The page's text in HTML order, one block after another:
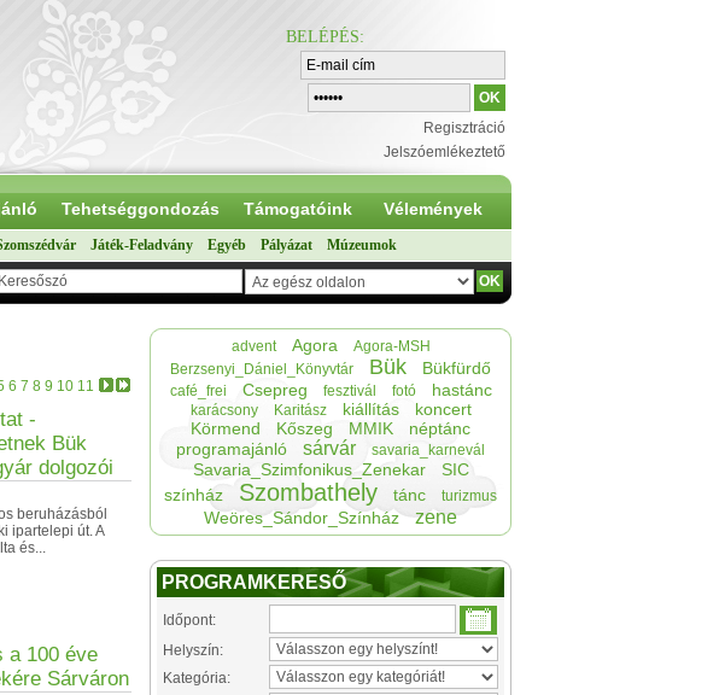
BELÉPÉS:
Regisztráció
Jelszóemlékeztető
Tehetséggondozás Támogatóink Vélemények
Játék-Feladvány Egyéb Pályázat Múzeumok
6 7 8 9 10 11
-
Bük
dolgozói
beruházásból
ipartelepi út. A
és...
a 100 éve
Sárváron
advent Agora
Agora-MSH
Berzsenyi_Dániel_Könyvtár
Bük Bükfürdő
café_frei Csepreg fesztivál fotó hastánc
karácsony Karitász kiállítás
koncert
Körmend
Kőszeg MMIK
néptánc
programajánló
sárvár savaria_karnevál
Savaria_Szimfonikus_Zenekar
SIC
színház
Szombathely tánc turizmus
Weöres_Sándor_Színház zene
PROGRAMKERESŐ
Időpont:
Helyszín:
Kategória: